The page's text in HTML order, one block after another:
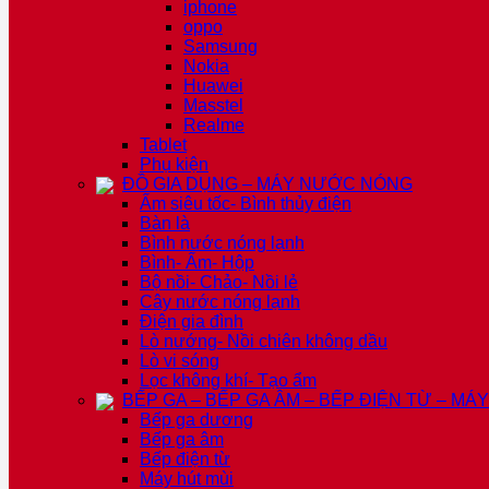
iphone
oppo
Samsung
Nokia
Huawei
Masstel
Realme
Tablet
Phụ kiện
ĐỒ GIA DỤNG – MÁY NƯỚC NÓNG
Ấm siêu tốc- Bình thủy điện
Bàn là
Bình nước nóng lạnh
Bình- Ấm- Hộp
Bộ nồi- Chảo- Nồi lẻ
Cây nước nóng lạnh
Điện gia đình
Lò nướng- Nồi chiên không dầu
Lò vi sóng
Lọc không khí- Tạo ẩm
BẾP GA – BẾP GA ÂM – BẾP ĐIỆN TỪ – MÁY
Bếp ga dương
Bếp ga âm
Bếp điện từ
Máy hút mùi